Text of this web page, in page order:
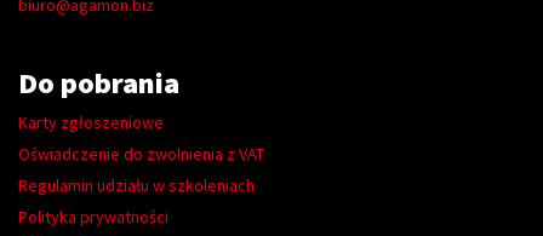
biuro@agamon.biz
Do pobrania
Karty zgłoszeniowe
Oświadczenie do zwolnienia z VAT
Regulamin udziału w szkoleniach
Polityka prywatności